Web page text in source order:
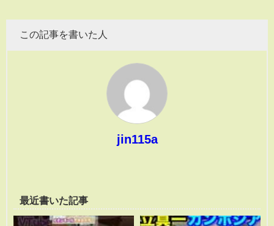
この記事を書いた人
jin115a
最近書いた記事